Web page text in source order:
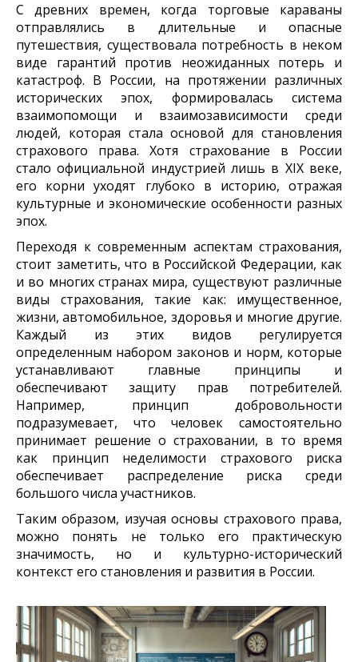
С древних времен, когда торговые караваны
отправлялись в длительные и опасные
путешествия, существовала потребность в неком
виде гарантий против неожиданных потерь и
катастроф. В России, на протяжении различных
исторических эпох, формировалась система
взаимопомощи и взаимозависимости среди
людей, которая стала основой для становления
страхового права. Хотя страхование в России
стало официальной индустрией лишь в XIX веке,
его корни уходят глубоко в историю, отражая
культурные и экономические особенности разных
эпох.
Переходя к современным аспектам страхования,
стоит заметить, что в Российской Федерации, как
и во многих странах мира, существуют различные
виды страхования, такие как: имущественное,
жизни, автомобильное, здоровья и многие другие.
Каждый из этих видов регулируется
определенным набором законов и норм, которые
устанавливают главные принципы и
обеспечивают защиту прав потребителей.
Например, принцип добровольности
подразумевает, что человек самостоятельно
принимает решение о страховании, в то время
как принцип неделимости страхового риска
обеспечивает распределение риска среди
большого числа участников.
Таким образом, изучая основы страхового права,
можно понять не только его практическую
значимость, но и культурно-исторический
контекст его становления и развития в России.